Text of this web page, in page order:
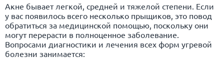
Акне бывает легкой, средней и тяжелой степени. Если
у вас появилось всего несколько прыщиков, это повод
обратиться за медицинской помощью, поскольку они
могут перерасти в полноценное заболевание.
Вопросами диагностики и лечения всех форм угревой
болезни занимается: